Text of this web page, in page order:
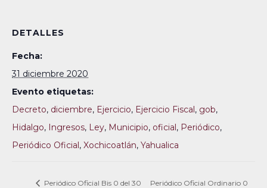
DETALLES
Fecha:
31 diciembre 2020
Evento etiquetas:
Decreto, diciembre, Ejercicio, Ejercicio Fiscal, gob,
Hidalgo, Ingresos, Ley, Municipio, oficial, Periódico,
Periódico Oficial, Xochicoatlán, Yahualica
Periódico Oficial Bis 0 del 30 Periódico Oficial Ordinario 0